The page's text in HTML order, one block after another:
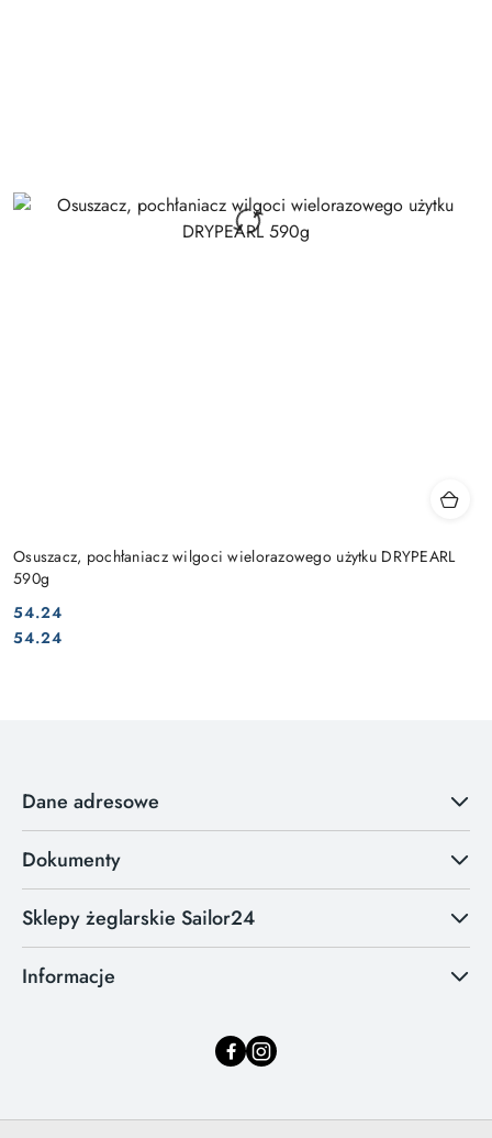
Osuszacz, pochłaniacz wilgoci wielorazowego użytku DRYPEARL
590g
Cena:
54.24
Cena:
54.24
Dane adresowe
Dokumenty
Sklepy żeglarskie Sailor24
Informacje